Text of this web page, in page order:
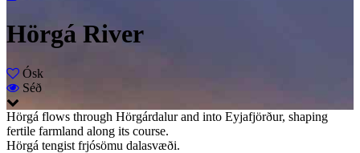
Hörgá River
Ósk
Séð
Hörgá flows through Hörgárdalur and into Eyjafjörður, shaping
fertile farmland along its course.
Hörgá tengist frjósömu dalasvæði.